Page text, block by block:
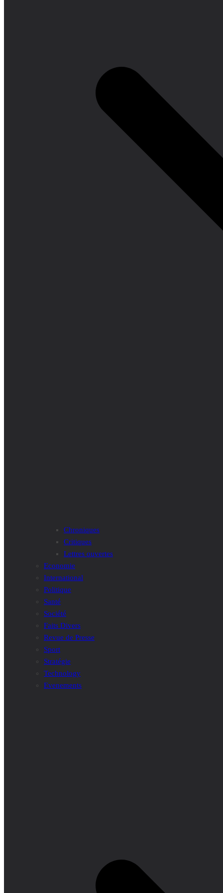
Chroniques
Critiques
Lettres ouvertes
Economie
International
Politique
Santé
Société
Faits Divers
Revue de Presse
Sport
Stratégie
Technology
Evenements